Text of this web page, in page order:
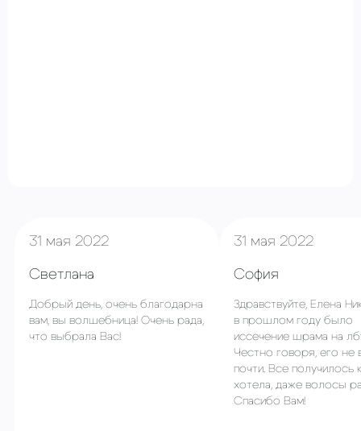
31 мая 2022
Светлана
Добрый день, очень благодарна
вам, вы волшебница! Очень рада,
что выбрала Вас!
31 мая 2022
София
Здравствуйте, Елена
в прошлом году было
иссечение шрама на
Честно говоря, его не
почти. Все получилось
хотела, даже волосы
Спасибо Вам!